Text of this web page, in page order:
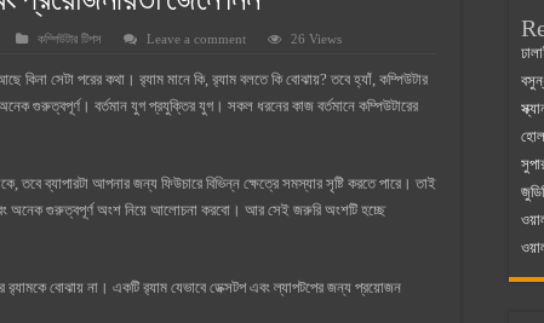
এর সুযোগ সুবিধা
২০২৫
২০২৫
কম্পিউটার টিপস Leave a comment 26 Views
কিনা সেটা পরের কথা। র‍্যাম মানে কি, র‍্যাম বলতে কি বোঝায়? তবে হ্যাঁ, কম্পিউটার
গুরুত্বপূর্ণ। বর্তমান যুগ প্রযুক্তির যুগ। সকল ধরনের কাজ বর্তমানে কম্পিউটারের
তবে ব্যাপারটা আপনার জন্য ফিউচারে বিভিন্ন ক্ষেত্রে সমস্যার সৃষ্টি করতে পারে। তাই
অনেক গুরুত্বপূর্ণ অংশ নিয়ে আলোচনা করবো। আর সেই জরুরি অংশটি হচ্ছে
র‍্যামকে বোঝায় না। একটি র‍্যাম যেভাবে ডেক্সটপ এবং ল্যাপটপের জন্য প্রয়োজন